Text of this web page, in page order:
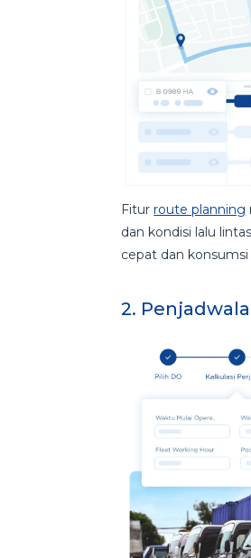
Fiturroute planning
dan kondisi lalu
cepat dan
2.